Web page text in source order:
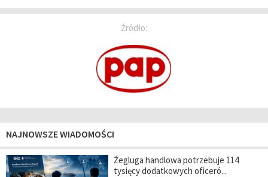
Źródło:
NAJNOWSZE WIADOMOŚCI
Żegluga handlowa potrzebuje 114
tysięcy dodatkowych oficeró...